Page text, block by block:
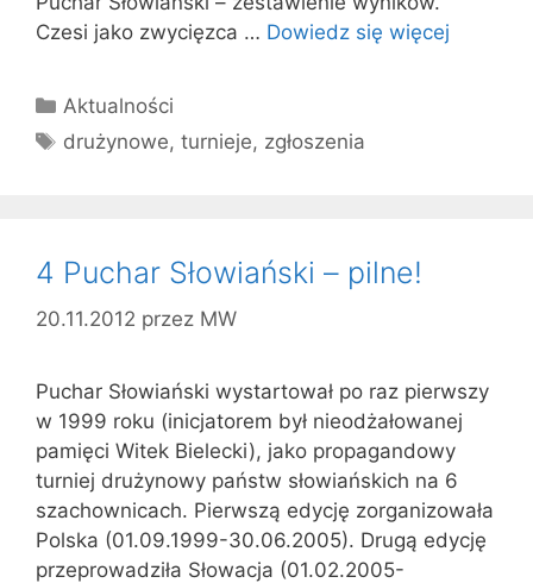
Czesi jako zwycięzca … Dowiedz się więcej
Kategorie
Aktualności
Tagi
drużynowe,turnieje, zgłoszenia
4 Puchar Słowiański – pilne!
20.11.2012 przez MW
Puchar Słowiański wystartował po raz pierwszy
w 1999 roku (inicjatorem był nieodżałowanej
pamięci Witek Bielecki), jako propagandowy
turniej drużynowy państw słowiańskich na 6
szachownicach. Pierwszą edycję zorganizowała
Polska (01.09.1999-30.06.2005). Drugą edycję
przeprowadziła Słowacja (01.02.2005-